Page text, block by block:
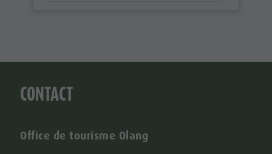
CONTACT
Office de tourisme Olang